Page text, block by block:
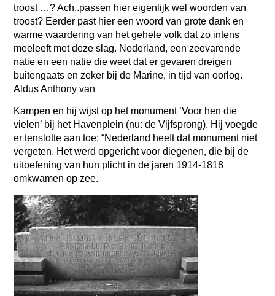
troost …? Ach..passen hier eigenlijk wel woorden van
troost? Eerder past hier een woord van grote dank en
warme waardering van het gehele volk dat zo intens
meeleeft met deze slag. Nederland, een zeevarende
natie en een natie die weet dat er gevaren dreigen
buitengaats en zeker bij de Marine, in tijd van oorlog.
Aldus Anthony van
Kampen en hij wijst op het monument ’Voor hen die
vielen’ bij het Havenplein (nu: de Vijfsprong). Hij voegde
er tenslotte aan toe: “Nederland heeft dat monument niet
vergeten. Het werd opgericht voor diegenen, die bij de
uitoefening van hun plicht in de jaren 1914-1818
omkwamen op zee.